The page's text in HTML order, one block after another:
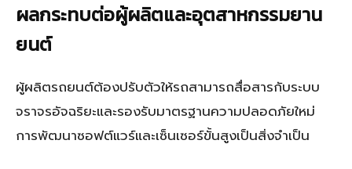
ผลกระทบต่อผู้ผลิตและอุตสาหกรรมยาน
ยนต์
ผู้ผลิตรถยนต์ต้องปรับตัวให้รถสามารถสื่อสารกับระบบ
จราจรอัจฉริยะและรองรับมาตรฐานความปลอดภัยใหม่
การพัฒนาซอฟต์แวร์และเซ็นเซอร์ขั้นสูงเป็นสิ่งจำเป็น